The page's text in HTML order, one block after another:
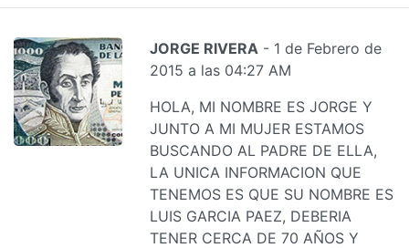
JORGE RIVERA - 1 de Febrero de
2015 a las 04:27 AM
HOLA, MI NOMBRE ES JORGE Y
JUNTO A MI MUJER ESTAMOS
BUSCANDO AL PADRE DE ELLA,
LA UNICA INFORMACION QUE
TENEMOS ES QUE SU NOMBRE ES
LUIS GARCIA PAEZ, DEBERIA
TENER CERCA DE 70 AÑOS Y